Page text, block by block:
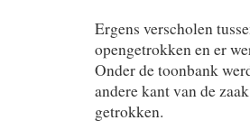
Ergens verscholen
opengetrokken en er
Onder de toonbank
andere kant van de
getrokken.